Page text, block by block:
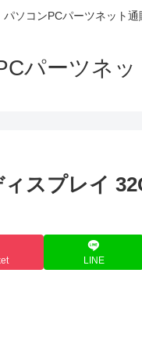
パソコンPCパーツネット通
パーツネ
スプレイ
LINE